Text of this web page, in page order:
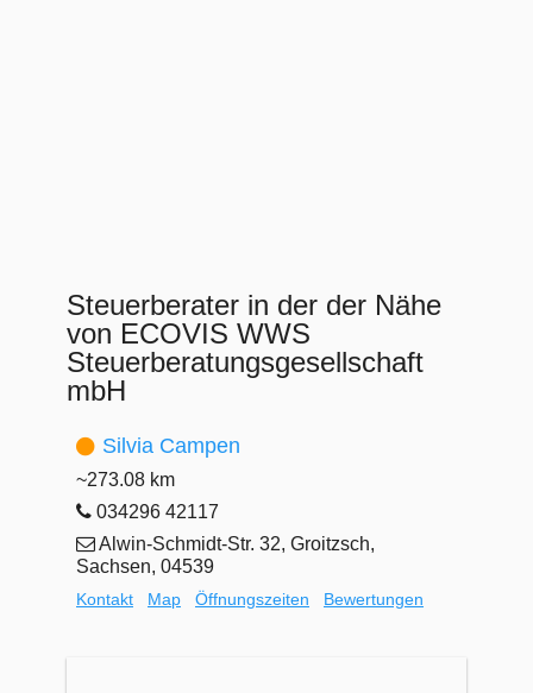
Steuerberater in der der Nähe
von ECOVIS WWS
Steuerberatungsgesellschaft
mbH
Silvia Campen
~273.08 km
034296 42117
Alwin-Schmidt-Str. 32, Groitzsch,
Sachsen, 04539
Kontakt Map Öffnungszeiten Bewertungen